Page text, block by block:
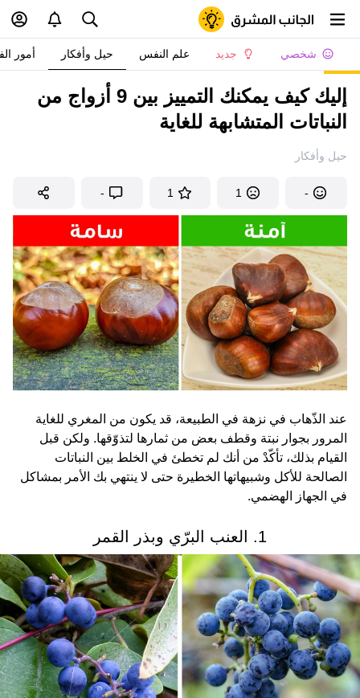
شخصي جديد علم النفس حيل وأفكار أمور
إليك كيف يمكنك التمييز بين 9 أزواج من
النباتات المتشابهة للغاية
حيل وأفكار
-
1
1
-
عند الذّهاب في نزهة في الطبيعة، قد يكون من المغري للغاية
المرور بجوار نبتة وقطف بعض من ثمارها لتذوّقها. ولكن قبل
القيام بذلك، تأكّدْ من أنك لم تخطئ في الخلط بين النباتات
الصالحة للأكل وشبيهاتها الخطيرة حتى لا ينتهي بك الأمر بمشاكل
في الجهاز الهضمي.
1. العنب البرّي وبذر القمر